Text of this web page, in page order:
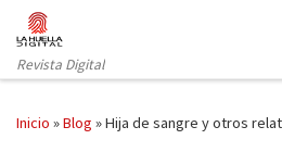
Saltar al contenido
Revista Digital
Inicio »Blog »Hija de sangre y otros